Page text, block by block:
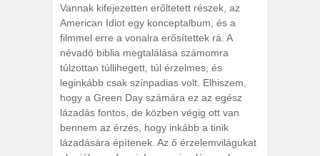
Vannak kifejezetten erőltetett részek, az
American Idiot egy konceptalbum, és a
filmmel erre a vonalra erősítettek rá. A
névadó biblia megtalálása számomra
túlzottan túllihegett, túl érzelmes, és
leginkább csak színpadias volt. Elhiszem,
hogy a Green Day számára ez az egész
lázadás fontos, de közben végig ott van
bennem az érzés, hogy inkább a tinik
lázadására építenek. Az ő érzelemvilágukat